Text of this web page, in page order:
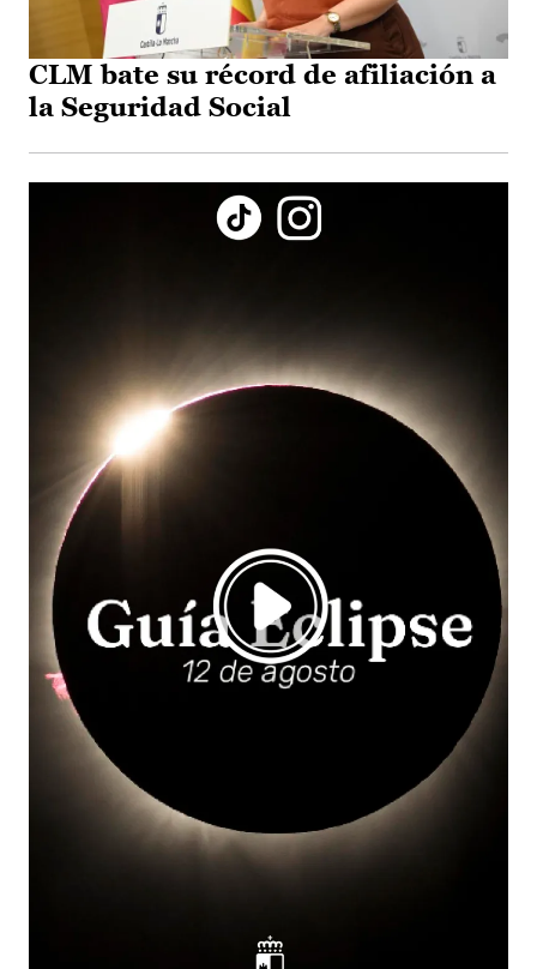
CLM bate su récord de afiliación a
la Seguridad Social